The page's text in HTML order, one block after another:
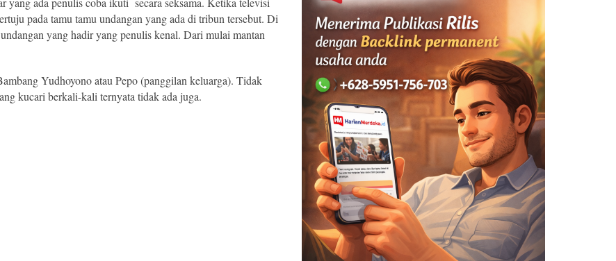
pada tamu tamu undangan yang ada di tribun tersebut. Di
yang hadir yang penulis kenal. Dari mulai mantan
Yudhoyono atau Pepo (panggilan keluarga). Tidak
kucari berkali-kali ternyata tidak ada juga.